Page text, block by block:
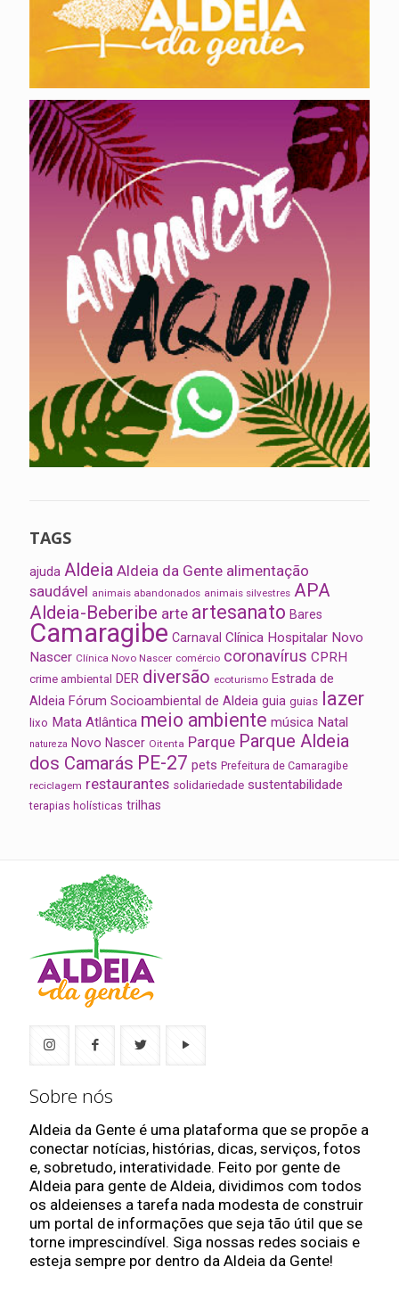
TAGS
ajuda Aldeia Aldeia da Gente alimentação
saudável animais abandonados animais silvestres APA
Aldeia-Beberibe arte artesanato Bares
Camaragibe Carnaval Clínica Hospitalar Novo
Nascer Clínica Novo Nascer comércio coronavírus CPRH
crime ambiental DER diversão ecoturismo Estrada de
Aldeia Fórum Socioambiental de Aldeia guia guias lazer
lixo Mata Atlântica meio ambiente música Natal
natureza Novo Nascer Oitenta Parque Parque Aldeia
dos Camarás PE-27 pets Prefeitura de Camaragibe
reciclagem restaurantes solidariedade sustentabilidade
terapias holísticas trilhas
Sobre nós
Aldeia da Gente é uma plataforma que se propõe a
conectar notícias, histórias, dicas, serviços, fotos
e, sobretudo, interatividade. Feito por gente de
Aldeia para gente de Aldeia, dividimos com todos
os aldeienses a tarefa nada modesta de construir
um portal de informações que seja tão útil que se
torne imprescindível. Siga nossas redes sociais e
esteja sempre por dentro da Aldeia da Gente!